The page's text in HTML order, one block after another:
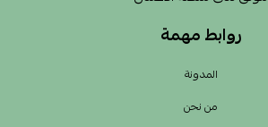
روابط مهمة
المدونة
من نحن